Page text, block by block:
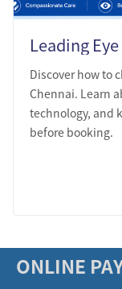
Discover how to
Chennai. Learn
technology, and
before booking.
ONLINE